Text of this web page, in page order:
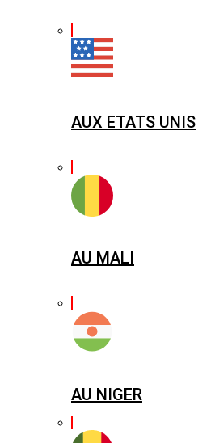
AUX ETATS UNIS
AU MALI
AU NIGER